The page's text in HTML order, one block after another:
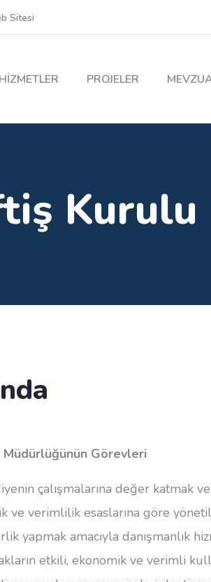
Sitesi
HİZMETLER PROJELER
Görevleri
çalışmalarına değer katmak
ve verimlilik esaslarına göre
yapmak amacıyla danışmanlık
etkili, ekonomik ve verimli